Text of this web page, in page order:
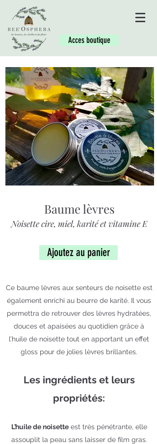
Acces boutique
Baume lèvres
Noisette cire, miel, karité et vitamine E
Ajoutez au panier
Ce baume lèvres aux senteurs de noisette est
également enrichi au beurre de karité. Il vous
permettra de retrouver des lèvres hydratées,
douces et apaisées au quotidien grâce à
l’huile de noisette tout en apportant un effet
gloss pour de jolies lèvres brillantes.
Les ingrédients et leurs
propriétés:
L’huile de noisetteest très pénétrante, elle
assouplit la peau sans laisser de film gras.